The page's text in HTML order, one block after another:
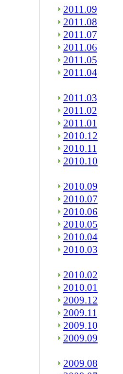
2011.09
2011.08
2011.07
2011.06
2011.05
2011.04
2011.03
2011.02
2011.01
2010.12
2010.11
2010.10
2010.09
2010.07
2010.06
2010.05
2010.04
2010.03
2010.02
2010.01
2009.12
2009.11
2009.10
2009.09
2009.08